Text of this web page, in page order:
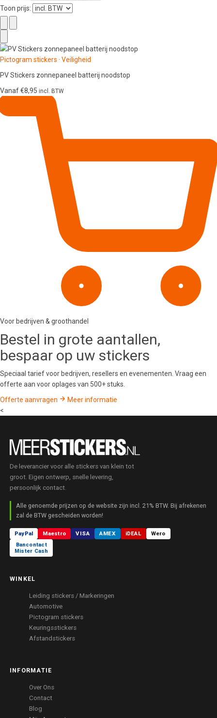
Toon prijs:
Pictogram stickers · Veiligheid
PV Stickers zonnepaneel batterij noodstop
Vanaf€8,95 incl. BTW
Voor bedrijven & groothandel
Bestel in grote aantallen,
bespaar op uw stickers
Speciaal tarief voor bedrijven, resellers en evenementen. Vraag een
offerte aan voor oplages van 500+ stuks.
Offerte aanvragen
Meer informatie
<
De leverancier voor alle stickers van klein tot
groot. Eigen ontwerp, snelle levering,
persoonlijk contact.
Alle genoemde prijzen op de website zijn incl. 21% BTW. Bij afrekenen
zal de BTW gescheiden worden!
PayPal Maestro VISA AMEX iDEAL Wero
Bancontact
Mister Cash
WINKEL
Leiding stickers / Markeringen
Automotive
Pictogram stickers
Keuringsstickers
Afstandstickers
INFORMATIE
Over Ons
Contact
Blog